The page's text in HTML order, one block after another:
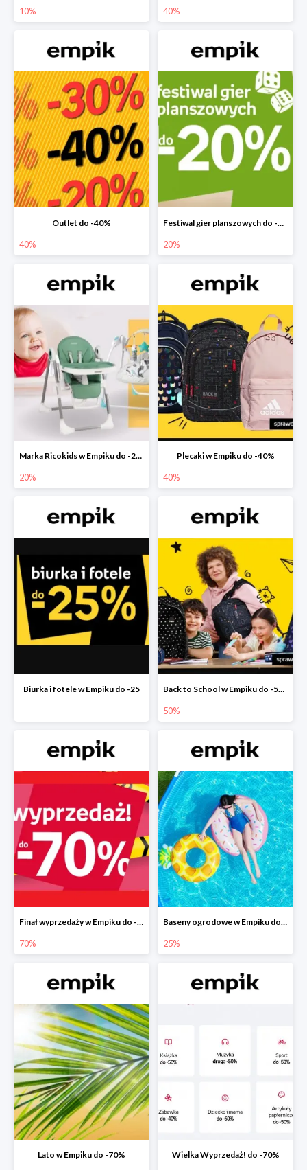
10% 40%
Outlet do -40%
40%
Festiwal gier planszowych do -20%
20%
Marka Ricokids w Empiku do -20%
20%
Plecaki w Empiku do -40%
40%
Biurka i fotele w Empiku do -25 Back to School w Empiku do -50%
50%
Finał wyprzedaży w Empiku do -70%
70%
Baseny ogrodowe w Empiku do -25%
25%
Lato w Empiku do -70% Wielka Wyprzedaż! do -70%